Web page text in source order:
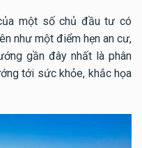
một số chủ đầu tư có
như một điểm hẹn an cư,
gần đây nhất là phân
tới sức khỏe, khắc họa